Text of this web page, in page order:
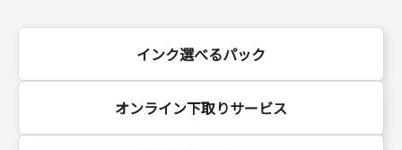
インク選べるパック
オンライン下取りサービス